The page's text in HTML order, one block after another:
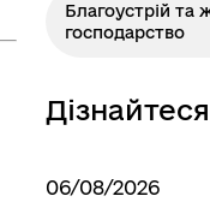
Благоустрій та
господарство
06/08/2026